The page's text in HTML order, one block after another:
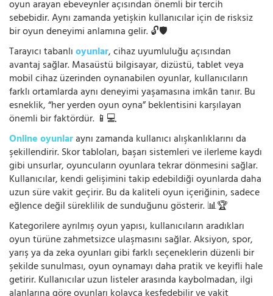
oyun arayan ebeveynler açısından önemli bir tercih
sebebidir. Aynı zamanda yetişkin kullanıcılar için de risksiz
bir oyun deneyimi anlamına gelir. 🔓🛡️
Tarayıcı tabanlıoyunlar, cihaz uyumluluğu açısından
avantaj sağlar. Masaüstü bilgisayar, dizüstü, tablet veya
mobil cihaz üzerinden oynanabilen oyunlar, kullanıcıların
farklı ortamlarda aynı deneyimi yaşamasına imkân tanır. Bu
esneklik, “her yerden oyun oyna” beklentisini karşılayan
önemli bir faktördür. 📱💻
Online oyunlaraynı zamanda kullanıcı alışkanlıklarını da
şekillendirir. Skor tabloları, başarı sistemleri ve ilerleme kaydı
gibi unsurlar, oyuncuların oyunlara tekrar dönmesini sağlar.
Kullanıcılar, kendi gelişimini takip edebildiği oyunlarda daha
uzun süre vakit geçirir. Bu da kaliteli oyun içeriğinin, sadece
eğlence değil süreklilik de sunduğunu gösterir. 📊🏆
Kategorilere ayrılmış oyun yapısı, kullanıcıların aradıkları
oyun türüne zahmetsizce ulaşmasını sağlar. Aksiyon, spor,
yarış ya da zeka oyunları gibi farklı seçeneklerin düzenli bir
şekilde sunulması, oyun oynamayı daha pratik ve keyifli hale
getirir. Kullanıcılar uzun listeler arasında kaybolmadan, ilgi